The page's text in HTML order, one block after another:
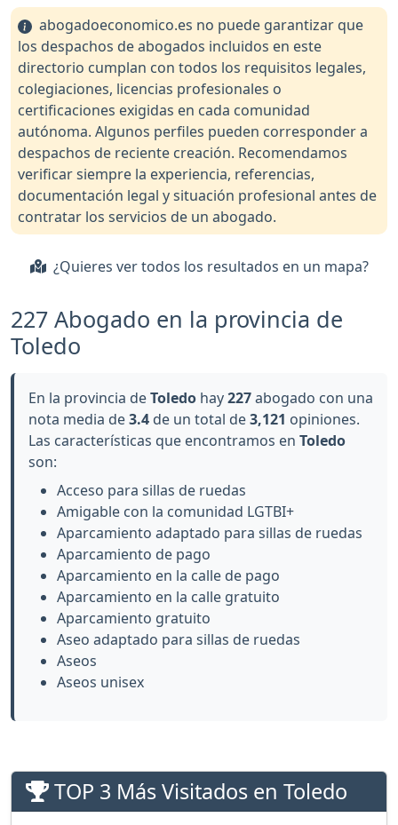
abogadoeconomico.es no puede garantizar que
los despachos de abogados incluidos en este
directorio cumplan con todos los requisitos legales,
colegiaciones, licencias profesionales o
certificaciones exigidas en cada comunidad
autónoma. Algunos perfiles pueden corresponder a
despachos de reciente creación. Recomendamos
verificar siempre la experiencia, referencias,
documentación legal y situación profesional antes de
contratar los servicios de un abogado.
¿Quieres ver todos los resultados en un mapa?
227 Abogado en la provincia de
Toledo
En la provincia deToledo hay227abogado con una
nota media de3.4 de un total de3,121 opiniones.
Las características que encontramos en Toledo
son:
Acceso para sillas de ruedas
Amigable con la comunidad LGTBI+
Aparcamiento adaptado para sillas de ruedas
Aparcamiento de pago
Aparcamiento en la calle de pago
Aparcamiento en la calle gratuito
Aparcamiento gratuito
Aseo adaptado para sillas de ruedas
Aseos
Aseos unisex
TOP 3 Más Visitados en Toledo